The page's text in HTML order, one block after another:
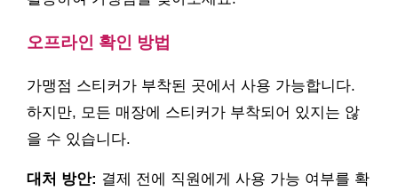
오프라인 확인 방법
가맹점 스티커가 부착된 곳에서 사용 가능합니다.
하지만, 모든 매장에 스티커가 부착되어 있지는 않
을 수 있습니다.
대처 방안: 결제 전에 직원에게 사용 가능 여부를 확